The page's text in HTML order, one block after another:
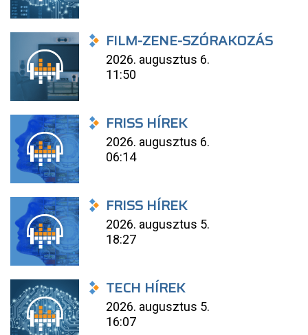
FILM-ZENE-SZÓRAKOZÁS
2026. augusztus 6.
11:50
FRISS HÍREK
2026. augusztus 6.
06:14
FRISS HÍREK
2026. augusztus 5.
18:27
TECH HÍREK
2026. augusztus 5.
16:07